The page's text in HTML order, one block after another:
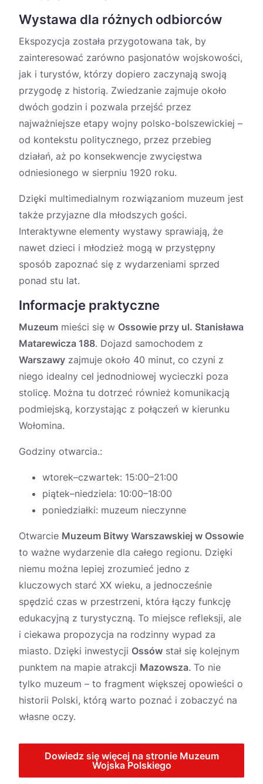
Wystawa dla różnych odbiorców
Ekspozycja została przygotowana tak, by
zainteresować zarówno pasjonatów wojskowości,
jak i turystów, którzy dopiero zaczynają swoją
przygodę z historią. Zwiedzanie zajmuje około
dwóch godzin i pozwala przejść przez
najważniejsze etapy wojny polsko-bolszewickiej –
od kontekstu politycznego, przez przebieg
działań, aż po konsekwencje zwycięstwa
odniesionego w sierpniu 1920 roku.
Dzięki multimedialnym rozwiązaniom muzeum jest
także przyjazne dla młodszych gości.
Interaktywne elementy wystawy sprawiają, że
nawet dzieci i młodzież mogą w przystępny
sposób zapoznać się z wydarzeniami sprzed
ponad stu lat.
Informacje praktyczne
Muzeum mieści się w Ossowie przy ul. Stanisława
Matarewicza 188. Dojazd samochodem z
Warszawy zajmuje około 40 minut, co czyni z
niego idealny cel jednodniowej wycieczki poza
stolicę. Można tu dotrzeć również komunikacją
podmiejską, korzystając z połączeń w kierunku
Wołomina.
Godziny otwarcia.:
wtorek–czwartek: 15:00–21:00
piątek–niedziela: 10:00–18:00
poniedziałki: muzeum nieczynne
Otwarcie Muzeum Bitwy Warszawskiej w Ossowie
to ważne wydarzenie dla całego regionu. Dzięki
niemu można lepiej zrozumieć jedno z
kluczowych starć XX wieku, a jednocześnie
spędzić czas w przestrzeni, która łączy funkcję
edukacyjną z turystyczną. To miejsce refleksji, ale
i ciekawa propozycja na rodzinny wypad za
miasto. Dzięki inwestycji Ossów stał się kolejnym
punktem na mapie atrakcji Mazowsza. To nie
tylko muzeum – to fragment większej opowieści o
historii Polski, którą warto poznać i zobaczyć na
własne oczy.
Dowiedz się więcej na stronie Muzeum
Wojska Polskiego